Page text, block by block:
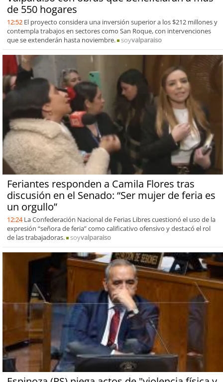
de 550 hogares
12:52 El proyecto considera una inversión superior a los $212 millones y
contempla trabajos en sectores como San Roque, con intervenciones
que se extenderán hasta noviembre.
soyvalparaiso
Feriantes responden a Camila Flores tras
discusión en el Senado: “Ser mujer de feria es
un orgullo”
12:24 La Confederación Nacional de Ferias Libres cuestionó el uso de la
expresión “señora de feria” como calificativo ofensivo y destacó el rol
de las trabajadoras.
soyvalparaiso